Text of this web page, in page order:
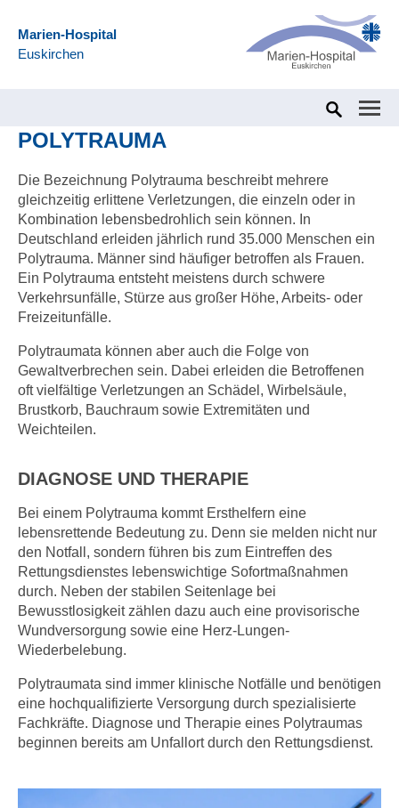
Marien-Hospital
Euskirchen
Home Marien-Hospital Euskirchen Kliniken & Zentren
POLYTRAUMA
Die Bezeichnung Polytrauma beschreibt mehrere
gleichzeitig erlittene Verletzungen, die einzeln oder in
Kombination lebensbedrohlich sein können. In
Deutschland erleiden jährlich rund 35.000 Menschen ein
Polytrauma. Männer sind häufiger betroffen als Frauen.
Ein Polytrauma entsteht meistens durch schwere
Verkehrsunfälle, Stürze aus großer Höhe, Arbeits- oder
Freizeitunfälle.
Polytraumata können aber auch die Folge von
Gewaltverbrechen sein. Dabei erleiden die Betroffenen
oft vielfältige Verletzungen an Schädel, Wirbelsäule,
Brustkorb, Bauchraum sowie Extremitäten und
Weichteilen.
DIAGNOSE UND THERAPIE
Bei einem Polytrauma kommt Ersthelfern eine
lebensrettende Bedeutung zu. Denn sie melden nicht nur
den Notfall, sondern führen bis zum Eintreffen des
Rettungsdienstes lebenswichtige Sofortmaßnahmen
durch. Neben der stabilen Seitenlage bei
Bewusstlosigkeit zählen dazu auch eine provisorische
Wundversorgung sowie eine Herz-Lungen-
Wiederbelebung.
Polytraumata sind immer klinische Notfälle und benötigen
eine hochqualifizierte Versorgung durch spezialisierte
Fachkräfte. Diagnose und Therapie eines Polytraumas
beginnen bereits am Unfallort durch den Rettungsdienst.